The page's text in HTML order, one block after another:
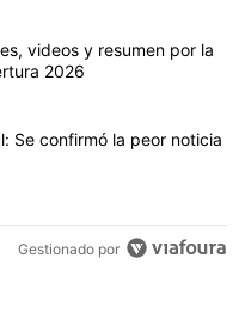
comentarios en los
"Cruz Azul 2-3 Atlante:
videos y resumen por la
2026
"Duro revés para Cruz
Se confirmó la peor noticia